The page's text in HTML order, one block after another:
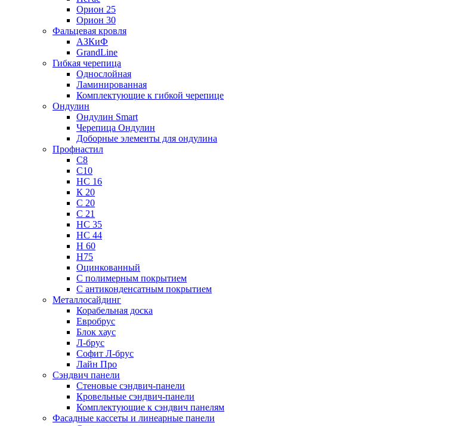
Орион 25
Орион 30
Фальцевая кровля
АЗКиФ
GrandLine
Гибкая черепица
Однослойная
Ламинированная
Комплектующие к гибкой черепице
Ондулин
Ондулин Smart
Черепица Ондулин
Доборные элементы для ондулина
Профнастил
С8
С10
НС 16
К 20
С 20
С 21
НС 35
НС 44
Н 60
Н75
Оцинкованный
С полимерным покрытием
С антиконденсатным покрытием
Металлосайдинг
Корабельная доска
Евробрус
Блок хаус
Л-брус
Софит Л-брус
Лайн Про
Сэндвич панели
Стеновые сэндвич-панели
Кровельные сэндвич-панели
Комплектующие к сэндвич панелям
Фасадные кассеты и линеарные панели